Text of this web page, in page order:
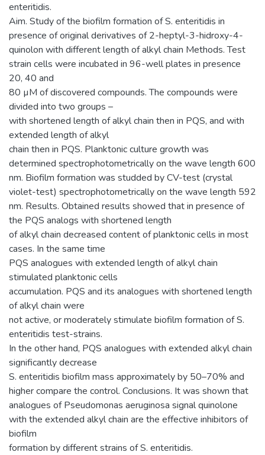
enteritidis.
Aim. Study of the biofilm formation of S. enteritidis in
presence of original derivatives of 2-heptyl-3-hidroxy-4-
quinolon with different length of alkyl chain Methods. Test
strain cells were incubated in 96-well plates in presence
20, 40 and
80 µM of discovered compounds. The compounds were
divided into two groups –
with shortened length of alkyl chain then in PQS, and with
extended length of alkyl
chain then in PQS. Planktonic culture growth was
determined spectrophotometrically on the wave length 600
nm. Biofilm formation was studded by CV-test (crystal
violet-test) spectrophotometrically on the wave length 592
nm. Results. Obtained results showed that in presence of
the PQS analogs with shortened length
of alkyl chain decreased content of planktonic cells in most
cases. In the same time
PQS analogues with extended length of alkyl chain
stimulated planktonic cells
accumulation. PQS and its analogues with shortened length
of alkyl chain were
not active, or moderately stimulate biofilm formation of S.
enteritidis test-strains.
In the other hand, PQS analogues with extended alkyl chain
significantly decrease
S. enteritidis biofilm mass approximately by 50–70% and
higher compare the control. Conclusions. It was shown that
analogues of Pseudomonas aeruginosa signal quinolone
with the extended alkyl chain are the effective inhibitors of
biofilm
formation by different strains of S. enteritidis.